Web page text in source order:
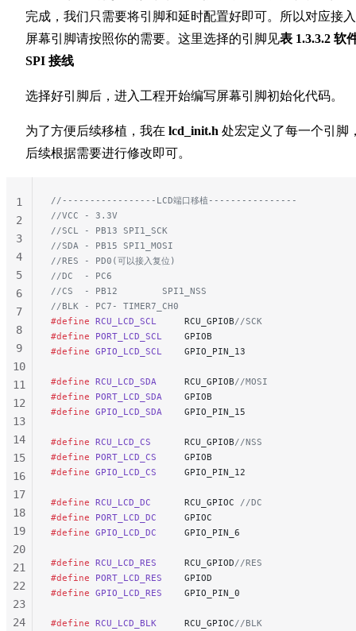
完成，我们只需要将引脚和延时配置好即可。所以对应接
屏幕引脚请按照你的需要。这里选择的引脚见表 1.3.3.2 软
SPI 接线
选择好引脚后，进入工程开始编写屏幕引脚初始化代码。
为了方便后续移植，我在 lcd_init.h 处宏定义了每一个引脚
后续根据需要进行修改即可。
//-----------------LCD端口移植----------------
//VCC - 3.3V
//SCL - PB13 SPI1_SCK
//SDA - PB15 SPI1_MOSI
//RES - PD0(可以接入复位)
//DC  - PC6
//CS  - PB12        SPI1_NSS
//BLK - PC7- TIMER7_CH0
#define RCU_LCD_SCL
     RCU_GPIOB
//SCK
#define PORT_LCD_SCL
    GPIOB
#define GPIO_LCD_SCL
    GPIO_PIN_13
#define RCU_LCD_SDA
     RCU_GPIOB
//MOSI
#define PORT_LCD_SDA
    GPIOB
#define GPIO_LCD_SDA
    GPIO_PIN_15
#define RCU_LCD_CS
      RCU_GPIOB
//NSS
#define PORT_LCD_CS
     GPIOB
#define GPIO_LCD_CS
     GPIO_PIN_12
#define RCU_LCD_DC
      RCU_GPIOC
//DC
#define PORT_LCD_DC
     GPIOC
#define GPIO_LCD_DC
     GPIO_PIN_6
#define RCU_LCD_RES
     RCU_GPIOD
//RES
#define PORT_LCD_RES
    GPIOD
#define GPIO_LCD_RES
    GPIO_PIN_0
#define RCU_LCD_BLK
     RCU_GPIOC
//BLK
1
2
3
4
5
6
7
8
9
10
11
12
13
14
15
16
17
18
19
20
21
22
23
24